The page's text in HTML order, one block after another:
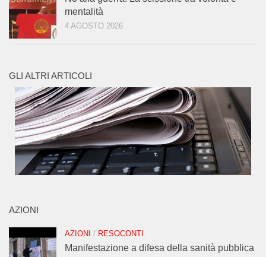
mentalità
4 AGOSTO 2026
GLI ALTRI ARTICOLI
AZIONI
AZIONI / RESOCONTI
Manifestazione a difesa della sanità pubblica